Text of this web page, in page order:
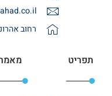
רחוב אהרונוביץ
תפריט